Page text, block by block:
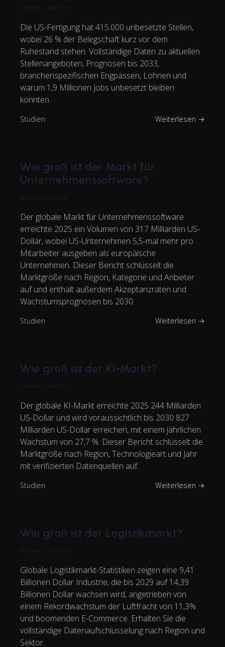
Rasmus Leichter
Die US-Fertigung hat 415.000 unbesetzte Stellen,
wobei 26 % der Belegschaft kurz vor dem
Ruhestand stehen. Vollständige Daten zu aktuellen
Stellenangeboten, Prognosen bis 2033,
branchenspezifischen Engpässen, Löhnen und
warum 1,9 Millionen Jobs unbesetzt bleiben
könnten.
Studien Weiterlesen →
Wie groß ist der Markt für
Unternehmenssoftware?
Rasmus Leichter
Der globale Markt für Unternehmenssoftware
erreichte 2025 ein Volumen von 317 Milliarden US-
Dollar, wobei US-Unternehmen 5,5-mal mehr pro
Mitarbeiter ausgeben als europäische
Unternehmen. Dieser Bericht schlüsselt die
Marktgröße nach Region, Kategorie und Anbieter
auf und enthält außerdem Akzeptanzraten und
Wachstumsprognosen bis 2030.
Studien Weiterlesen →
Wie groß ist der KI-Markt?
Rasmus Leichter
Der globale KI-Markt erreichte 2025 244 Milliarden
US-Dollar und wird voraussichtlich bis 2030 827
Milliarden US-Dollar erreichen, mit einem jährlichen
Wachstum von 27,7 %. Dieser Bericht schlüsselt die
Marktgröße nach Region, Technologieart und Jahr
mit verifizierten Datenquellen auf.
Studien Weiterlesen →
Wie groß ist der Logistikmarkt?
Rasmus Leichter
Globale Logistikmarkt-Statistiken zeigen eine 9,41
Billionen Dollar Industrie, die bis 2029 auf 14,39
Billionen Dollar wachsen wird, angetrieben von
einem Rekordwachstum der Luftfracht von 11,3%
und boomenden E-Commerce. Erhalten Sie die
vollständige Datenaufschlüsselung nach Region und
Sektor.